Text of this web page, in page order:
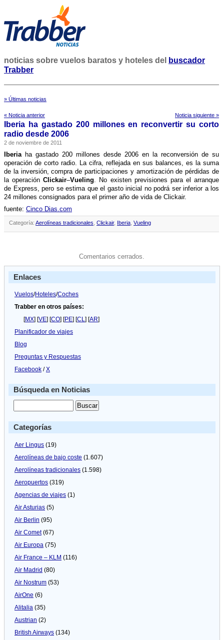
noticias sobre vuelos baratos y hoteles del
buscador
Trabber
» Últimas noticias
« Noticia anterior Noticia siguiente »
Iberia ha gastado 200 millones en reconvertir su corto
radio desde 2006
2 de noviembre de 2011
Iberiaha gastado 200 millones desde 2006 en la reconversión de su
operación de corto radio. La cifra, reflejada en sus balances, es la suma
de la inversión, compra de participaciones y amortización de pérdidas de
la operaciónClickair–Vueling. No existen previsiones para el arranque
de Express, pero se estima que el gasto inicial no podrá ser inferior a los
24 millones consignados para el primer año de vida de Clickair.
fuente: Cinco Dias.com
Categoría: Aerolíneas tradicionales Clickair, Iberia Vueling
Comentarios cerrados.
Enlaces
Vuelos/Hoteles/Coches
Trabber en otros países:
[MX] [VE] [CO] [PE] [CL] [AR]
Planificador de viajes
Blog
Preguntas y Respuestas
Facebook /X
Búsqueda en Noticias
Categorías
Aer Lingus (19)
Aerolíneas de bajo coste (1.607)
Aerolíneas tradicionales (1.598)
Aeropuertos (319)
Agencias de viajes (1)
Air Asturias (5)
Air Berlin (95)
Air Comet(67)
Air Europa (75)
Air France – KLM (116)
Air Madrid (80)
Air Nostrum (53)
AirOne (6)
Alitalia (35)
Austrian (2)
British Airways (134)